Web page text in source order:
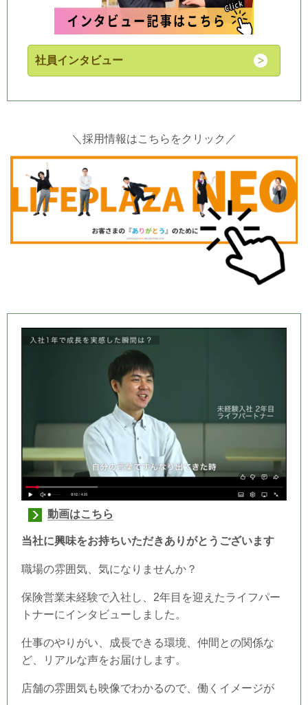
社員インタビュー
＼採用情報はこちらをクリック／
動画はこちら
当社に興味をお持ちいただきありがとうございます
職場の雰囲気、気になりませんか？
保険営業未経験で入社し、2年目を迎えたライフパー
トナーにインタビューしました。
仕事のやりがい、成長できる環境、仲間との関係な
ど、リアルな声をお届けします。
店舗の雰囲気も映像でわかるので、働くイメージが